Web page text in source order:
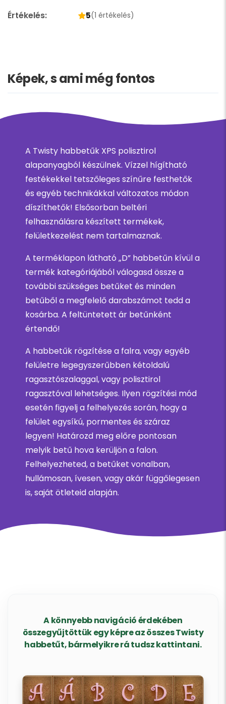
Értékelés: 5(1 értékelés)
Képek, s ami még fontos
A Twisty habbetűk XPS polisztirol
alapanyagból készülnek. Vízzel hígítható
festékekkel tetszőleges színűre festhetők
és egyéb technikákkal változatos módon
díszíthetők! Elsősorban beltéri
felhasználásra készített termékek,
felületkezelést nem tartalmaznak.
A terméklapon látható „D” habbetűn kívül a
termék kategóriájából válogasd össze a
további szükséges betűket és minden
betűből a megfelelő darabszámot tedd a
kosárba. A feltüntetett ár betűnként
értendő!
A habbetűk rögzítése a falra, vagy egyéb
felületre legegyszerűbben kétoldalú
ragasztószalaggal, vagy polisztirol
ragasztóval lehetséges. Ilyen rögzítési mód
esetén figyelj a felhelyezés során, hogy a
felület egysíkú, pormentes és száraz
legyen! Határozd meg előre pontosan
melyik betű hova kerüljön a falon.
Felhelyezheted, a betűket vonalban,
hullámosan, ívesen, vagy akár függőlegesen
is, saját ötleteid alapján.
A könnyebb navigáció érdekében
összegyűjtöttük egy képre az összes Twisty
habbetűt, bármelyikre rá tudsz kattintani.